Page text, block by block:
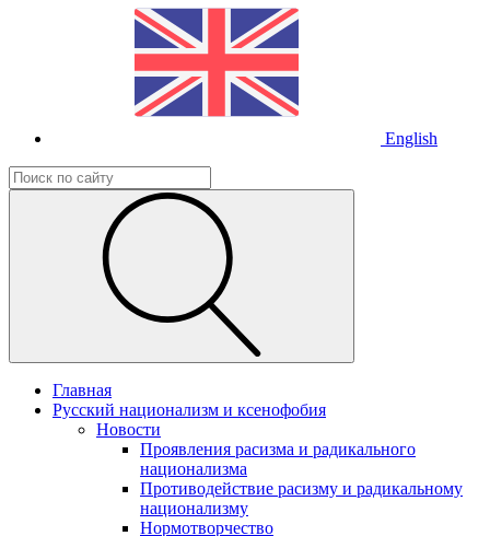
English
Главная
Русский национализм и ксенофобия
Новости
Проявления расизма и радикального
национализма
Противодействие расизму и радикальному
национализму
Нормотворчество